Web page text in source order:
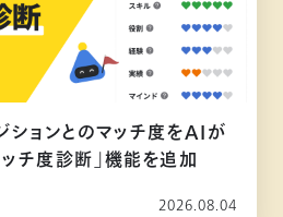
ションとのマッチ度をAIが
チ度診断」機能を追加
2026.08.04